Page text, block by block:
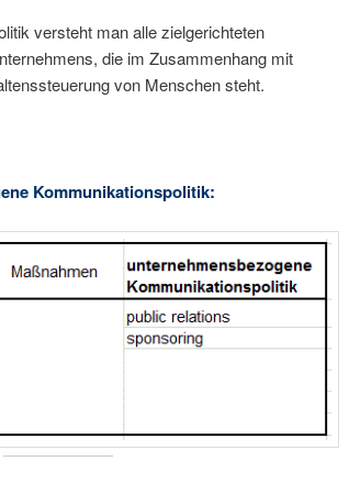
versteht man alle zielgerichteten
die im Zusammenhang mit
von Menschen steht.
Kommunikationspolitik: